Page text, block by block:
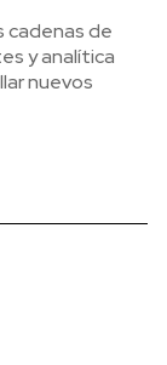
cadenas de
y analítica
nuevos